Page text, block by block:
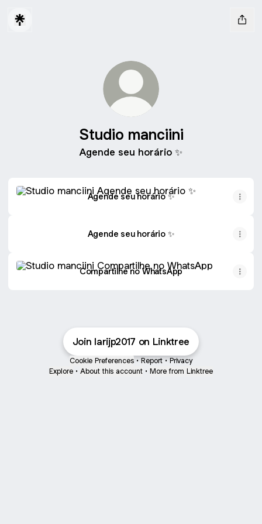
Studio manciini
Agende seu horário ✨
Agende seu horário ✨
Agende seu horário ✨
Compartilhe no WhatsApp
Join larijp2017 on Linktree
Cookie Preferences • Report • Privacy
Explore • About this account • More from Linktree